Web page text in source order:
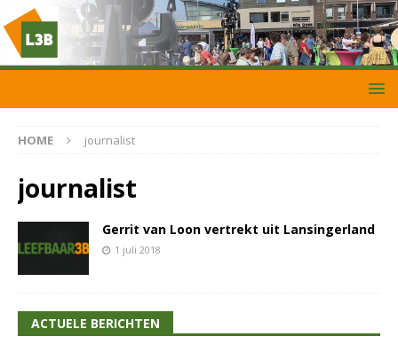
HOME journalist
journalist
Gerrit van Loon vertrekt uit Lansingerland
1 juli 2018
ACTUELE BERICHTEN